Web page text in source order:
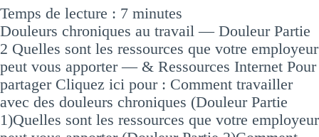
Temps de lecture : 7 minutes
Douleurs chroniques au travail — Douleur Partie
2 Quelles sont les ressources que votre employeur
peut vous apporter — & Ressources Internet Pour
partager Cliquez ici pour : Comment travailler
avec des douleurs chroniques (Douleur Partie
1)Quelles sont les ressources que votre employeur